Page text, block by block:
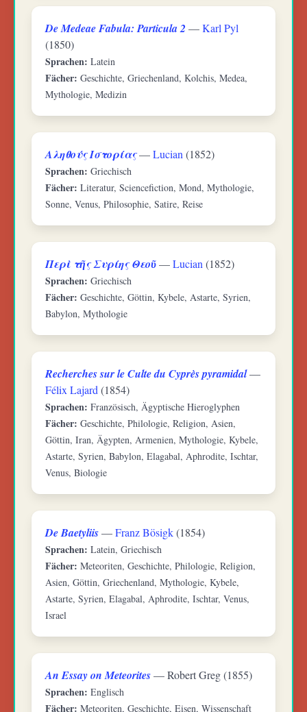
De Medeae Fabula: Particula 2 —Karl Pyl
(1850)
Sprachen: Latein
Fächer: Geschichte, Griechenland, Kolchis, Medea,
Mythologie, Medizin
Αληθούς Ιστορίας—Lucian (1852)
Sprachen: Griechisch
Fächer: Literatur, Sciencefiction, Mond, Mythologie,
Sonne, Venus, Philosophie, Satire, Reise
Περὶ τῆς Συρίης Θεοῦ—Lucian (1852)
Sprachen: Griechisch
Fächer: Geschichte, Göttin, Kybele, Astarte, Syrien,
Babylon, Mythologie
Recherches sur le Culte du Cyprès pyramidal—
Félix Lajard (1854)
Sprachen: Französisch, Ägyptische Hieroglyphen
Fächer: Geschichte, Philologie, Religion, Asien,
Göttin, Iran, Ägypten, Armenien, Mythologie, Kybele,
Astarte, Syrien, Babylon, Elagabal, Aphrodite, Ischtar,
Venus, Biologie
De Baetyliis—Franz Bösigk(1854)
Sprachen: Latein, Griechisch
Fächer: Meteoriten, Geschichte, Philologie, Religion,
Asien, Göttin, Griechenland, Mythologie, Kybele,
Astarte, Syrien, Elagabal, Aphrodite, Ischtar, Venus,
Israel
An Essay on Meteorites— Robert Greg (1855)
Sprachen: Englisch
Fächer: Meteoriten, Geschichte, Eisen, Wissenschaft